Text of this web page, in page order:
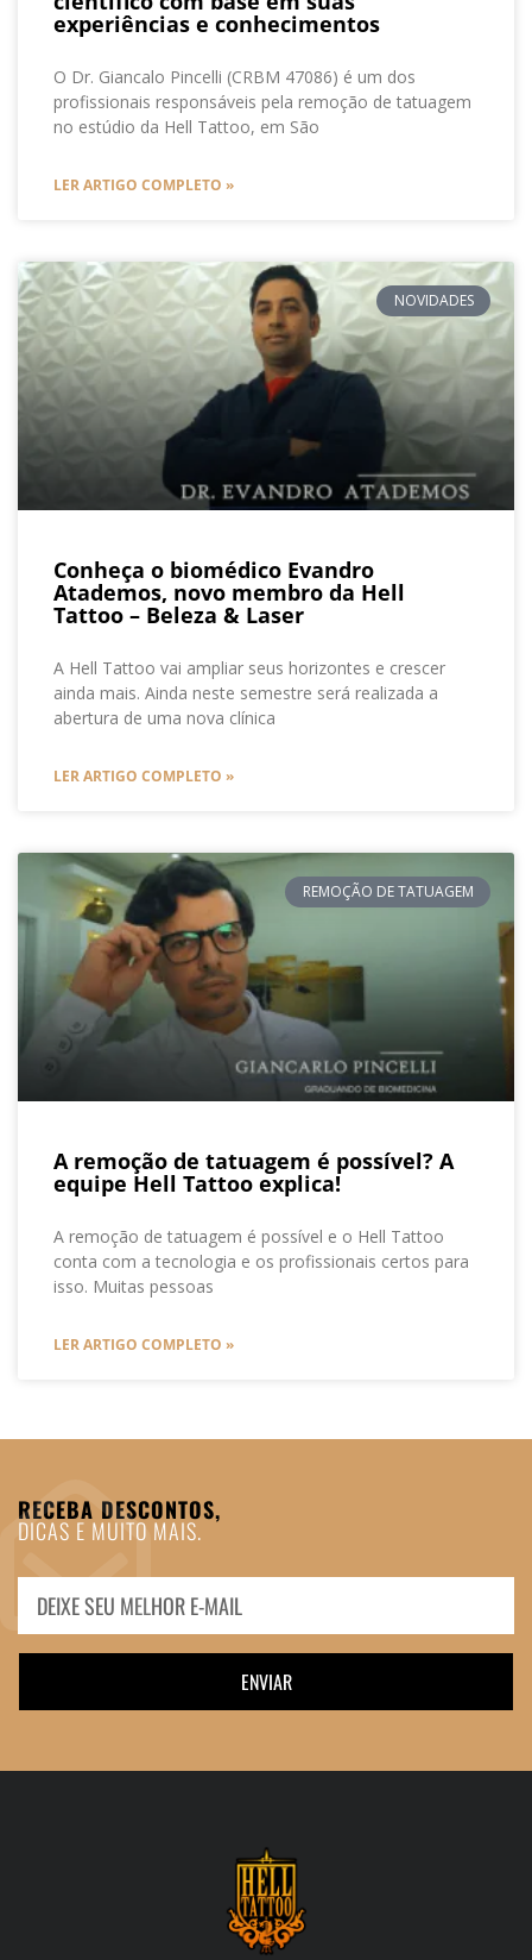
experiências e conhecimentos
O Dr. Giancalo Pincelli (CRBM 47086) é um dos
profissionais responsáveis pela remoção de tatuagem
no estúdio da Hell Tattoo, em São
LER ARTIGO COMPLETO »
NOVIDADES
Conheça o biomédico Evandro
Atademos, novo membro da Hell
Tattoo – Beleza & Laser
A Hell Tattoo vai ampliar seus horizontes e crescer
ainda mais. Ainda neste semestre será realizada a
abertura de uma nova clínica
LER ARTIGO COMPLETO »
REMOÇÃO DE TATUAGEM
A remoção de tatuagem é possível? A
equipe Hell Tattoo explica!
A remoção de tatuagem é possível e o Hell Tattoo
conta com a tecnologia e os profissionais certos para
isso. Muitas pessoas
LER ARTIGO COMPLETO »
RECEBA DESCONTOS,
DICAS E MUITO MAIS.
ENVIAR